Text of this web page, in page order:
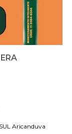
Aricanduva